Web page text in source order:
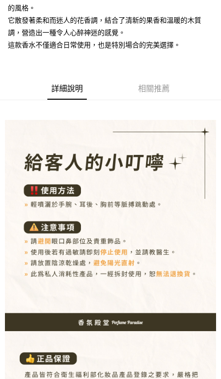
１．簡單：不需註冊會員、不需綁卡、不需儲值。
２．便利：只要手機號碼，簡訊認證，即可結帳。
３．安心：先確認商品／服務後，再付款。
１．於結帳方式選擇「AFTEE先享後付」後，將跳轉至「AFTEE先享後付」
ATM／網路銀行／等多元方式進行付款，方視為交易完成。
※ 請注意：結帳手續完成當下不需立刻繳費，但若您需要取消訂單，請聯絡
購買商品的店家。未經商家同意取消之訂單仍視為有效，需透過AFTEE先享
是否繳費成功／繳費後需取消欲退款等相關疑問，請聯繫「AFTEE先享後付
【注意事項】
１．透過由恩沛科技股份有限公司提供之「AFTEE先享後付」服務完成之交
易，需依本服務之必要範圍內提供個人資料，並將交易相關給付款項請求債
２．關於個人資料處理事宜，請瀏覽以下網址：
３．未成年的使用者請事先徵得法定代理人或監護人之同意方可使用
４．使用「AFTEE先享後付」時，將依據個別帳號之用戶狀況，依本公司即
時審查核予不同之上限額度；若仍有額度不足之情形，本公司將視審查結果
請求用戶進行身份認證。
５．嚴禁一人註冊多個帳號或使用他人資訊註冊。若發現惡意使用之情形，
恩沛科技股份有限公司將有權停止該用戶之使用額度並採取法律行動。
運送方式
全家取貨付款
每筆NT$80，滿NT$1,000(含以上)免運費
每筆NT$90，滿NT$1,000(含以上)免運費
每筆NT$90，滿NT$1,000(含以上)免運費
的風格。
它散發著柔和而迷人的花香調，結合了清新的果香和溫暖的木質
調，營造出一種令人心醉神迷的感覺。
這款香水不僅適合日常使用，也是特別場合的完美選擇。
詳細說明 相關推薦